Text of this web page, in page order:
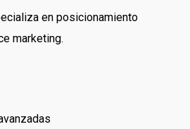
en posicionamiento
marketing.